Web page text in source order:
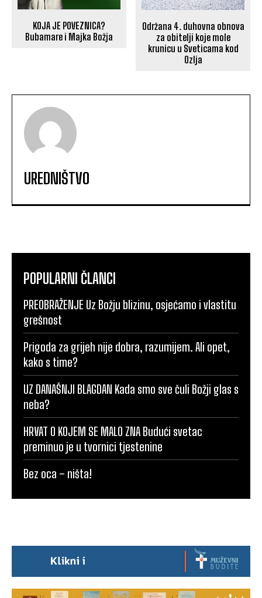
KOJA JE POVEZNICA?
Bubamare i Majka Božja
Održana 4. duhovna obnova
za obitelji koje mole
krunicu u Sveticama kod
Ozlja
UREDNIŠTVO
POPULARNI ČLANCI
PREOBRAŽENJE Uz Božju blizinu, osjećamo i vlastitu
grešnost
Prigoda za grijeh nije dobra, razumijem. Ali opet,
kako s time?
UZ DANAŠNJI BLAGDAN Kada smo sve čuli Božji glas s
neba?
HRVAT O KOJEM SE MALO ZNA Budući svetac
preminuo je u tvornici tjestenine
Bez oca – ništa!